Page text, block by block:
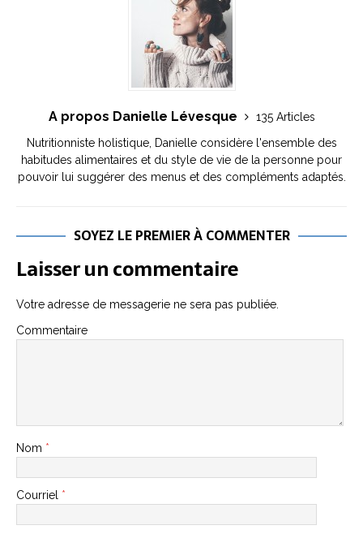
A propos Danielle Lévesque
135 Articles
Nutritionniste holistique, Danielle considère l'ensemble des
habitudes alimentaires et du style de vie de la personne pour
pouvoir lui suggérer des menus et des compléments adaptés.
SOYEZ LE PREMIER À COMMENTER
Laisser un commentaire
Votre adresse de messagerie ne sera pas publiée.
Commentaire
Nom *
Courriel *